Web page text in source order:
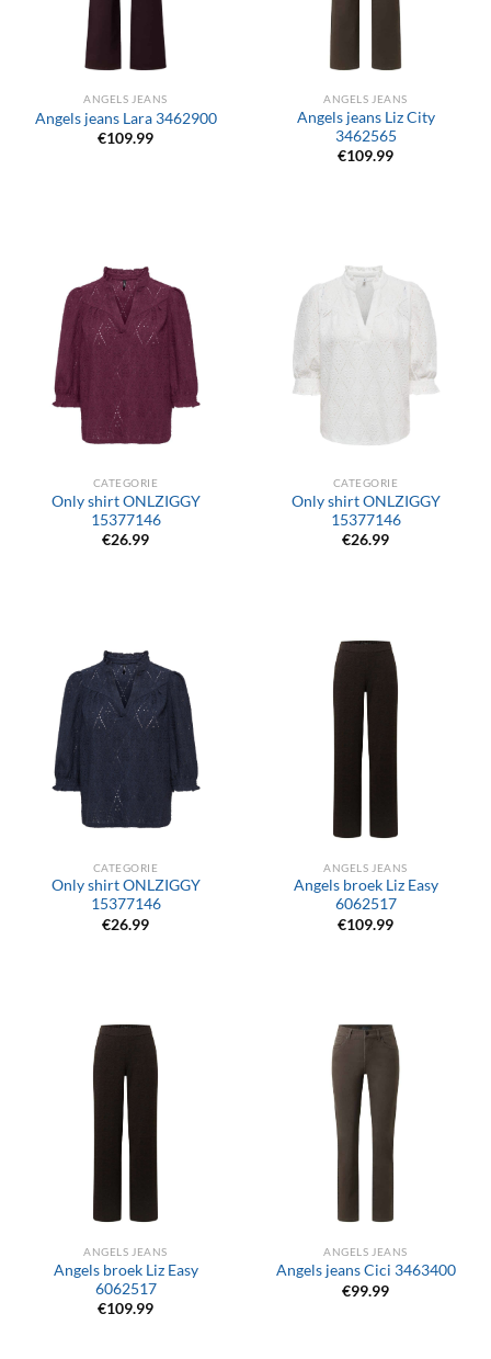
ANGELS JEANS
Angels jeans Lara 3462900
€109.99
ANGELS JEANS
Angels jeans Liz City
3462565
€109.99
CATEGORIE
Only shirt ONLZIGGY
15377146
€26.99
CATEGORIE
Only shirt ONLZIGGY
15377146
€26.99
CATEGORIE
Only shirt ONLZIGGY
15377146
€26.99
ANGELS JEANS
Angels broek Liz Easy
6062517
€109.99
ANGELS JEANS
Angels broek Liz Easy
6062517
€109.99
ANGELS JEANS
Angels jeans Cici 3463400
€99.99